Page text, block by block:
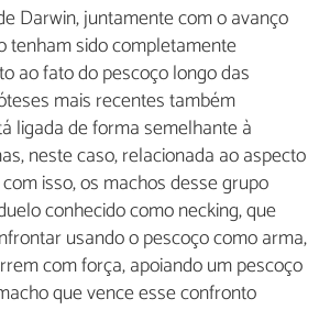
Darwin, juntamente com o avanço
tenham sido completamente
ao fato do pescoço longo das
mais recentes também
ligada de forma semelhante à
neste caso, relacionada ao aspecto
isso, os machos desse grupo
conhecido como necking, que
usando o pescoço como arma,
com força, apoiando um pescoço
que vence esse confronto